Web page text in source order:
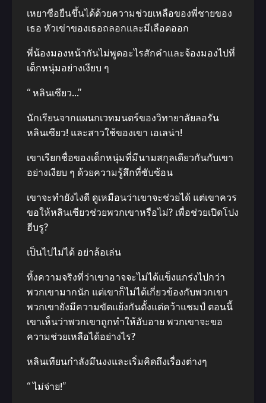
เหยาซือยืนขึ้นได้ด้วยความช่วยเหลือของพี่ชายของ
เธอ หัวเข่าของเธอถลอกและมีเลือดออก
พี่น้องมองหน้ากันไม่พูดอะไรสักคําและจ้องมองไปที่
เด็กหนุ่มอย่างเงียบ ๆ
“ หลินเซียว…”
นักเรียนจากแผนกเวทมนตร์ของวิทายาลัยลอรัน
หลินเซียว! และสาวใช้ของเขา เอเลน่า!
เขาเรียกชื่อของเด็กหนุ่มที่มีนามสกุลเดียวกันกับเขา
อย่างเงียบ ๆ ด้วยความรู้สึกที่ซับซ้อน
เขาจะทํายังไงดี ดูเหมือนว่าเขาจะช่วยได้ แต่เขาควร
ขอให้หลินเซียวช่วยพวกเขาหรือไม่? เพื่อช่วยเปิดโปง
ฮีบรู?
เป็นไปไม่ได้ อย่าล้อเล่น
ทิ้งความจริงที่ว่าเขาอาจจะไม่ได้แข็งแกร่งไปกว่า
พวกเขามากนัก แต่เขาก็ไม่ได้เกี่ยวข้องกับพวกเขา
พวกเขายังมีความขัดแย้งกันตั้งแต่คว้าแชมป์ ตอนนี้
เขาเห็นว่าพวกเขาถูกทําให้อับอาย พวกเขาจะขอ
ความช่วยเหลือได้อย่างไร?
หลินเทียนกําลังมึนงงและเริ่มคิดถึงเรื่องต่างๆ
“ ไม่จ่าย!”